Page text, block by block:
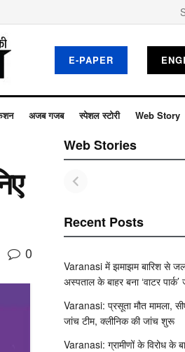
E-PAPER
अजब गजब स्पेशल स्टोरी Web Story
0
Web Stories
Recent Posts
Varanasi में झमाझम बारिश से
अस्पताल के बाहर बना ‘वाटर पार्क’
Varanasi: प्रसूता मौत मामला,
जांच टीम, क्लीनिक की जांच शुरू
Varanasi: ग्रामीणों के विरोध के